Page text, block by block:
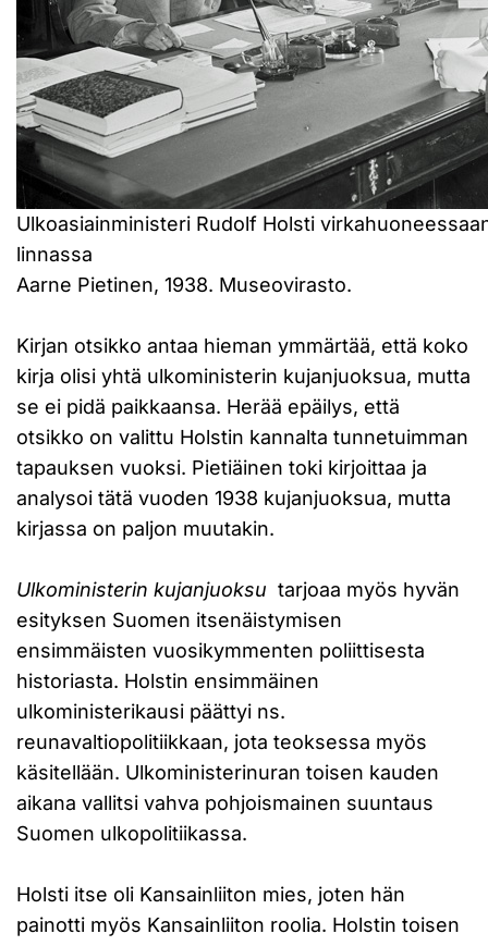
Ulkoasiainministeri Rudolf Holsti
linnassa
Aarne Pietinen, 1938. Museovirasto.
Kirjan otsikko antaa hieman ymmärtää, että koko
kirja olisi yhtä ulkoministerin kujanjuoksua, mutta
se ei pidä paikkaansa. Herää epäilys, että
otsikko on valittu Holstin kannalta tunnetuimman
tapauksen vuoksi. Pietiäinen toki kirjoittaa ja
analysoi tätä vuoden 1938 kujanjuoksua, mutta
kirjassa on paljon muutakin.
Ulkoministerin kujanjuoksu tarjoaa myös hyvän
esityksen Suomen itsenäistymisen
ensimmäisten vuosikymmenten poliittisesta
historiasta. Holstin ensimmäinen
ulkoministerikausi päättyi ns.
reunavaltiopolitiikkaan, jota teoksessa myös
käsitellään. Ulkoministerinuran toisen kauden
aikana vallitsi vahva pohjoismainen suuntaus
Suomen ulkopolitiikassa.
Holsti itse oli Kansainliiton mies, joten hän
painotti myös Kansainliiton roolia. Holstin toisen